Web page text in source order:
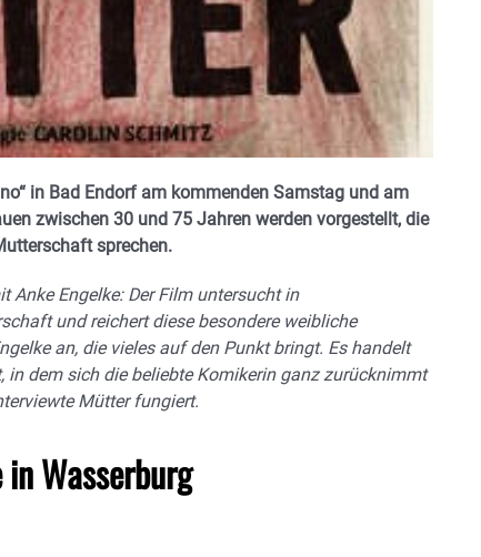
in Bad Endorf am kommenden Samstag und am
zwischen 30 und 75 Jahren werden vorgestellt, die
sprechen.
Anke Engelke: Der Film untersucht in
und reichert diese besondere weibliche
an, die vieles auf den Punkt bringt. Es handelt
dem sich die beliebte Komikerin ganz zurücknimmt
Mütter fungiert.
Wasserburg